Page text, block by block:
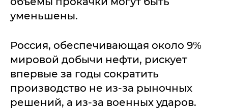
уменьшены.
Россия, обеспечивающая около 9%
мировой добычи нефти, рискует
впервые за годы сократить
производство не из-за рыночных
решений, а из-за военных ударов.